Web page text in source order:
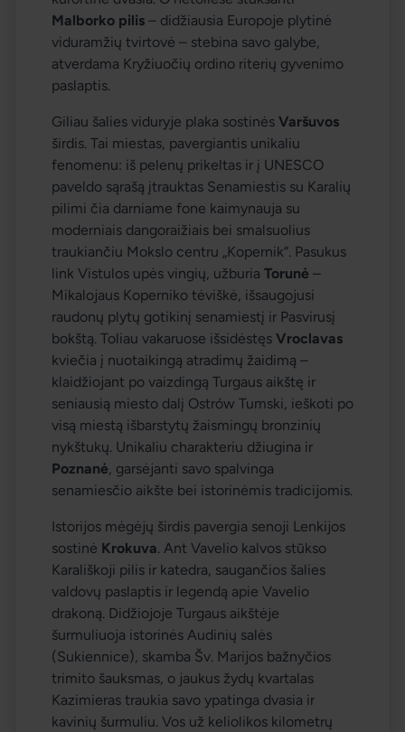
Malborko pilis – didžiausia Europoje plytinė
viduramžių tvirtovė – stebina savo galybe,
atverdama Kryžiuočių ordino riterių gyvenimo
paslaptis.
Giliau šalies viduryje plaka sostinės Varšuvos
širdis. Tai miestas, pavergiantis unikaliu
fenomenu: iš pelenų prikeltas ir į UNESCO
paveldo sąrašą įtrauktas Senamiestis su Karalių
pilimi čia darniame fone kaimynauja su
moderniais dangoraižiais bei smalsuolius
traukiančiu Mokslo centru „Kopernik“. Pasukus
link Vistulos upės vingių, užburia Torunė –
Mikalojaus Koperniko tėviškė, išsaugojusi
raudonų plytų gotikinį senamiestį ir Pasvirusį
bokštą. Toliau vakaruose išsidėstęs Vroclavas
kviečia į nuotaikingą atradimų žaidimą –
klaidžiojant po vaizdingą Turgaus aikštę ir
seniausią miesto dalį Ostrów Tumski, ieškoti po
visą miestą išbarstytų žaismingų bronzinių
Poznanė, garsėjanti savo spalvinga
senamiesčio aikšte bei istorinėmis tradicijomis.
Istorijos mėgėjų širdis pavergia senoji Lenkijos
sostinė Krokuva. Ant Vavelio kalvos stūkso
Karališkoji pilis ir katedra, saugančios šalies
valdovų paslaptis ir legendą apie Vavelio
drakoną. Didžiojoje Turgaus aikštėje
šurmuliuoja istorinės Audinių salės
(Sukiennice), skamba Šv. Marijos bažnyčios
trimito šauksmas, o jaukus žydų kvartalas
Kazimieras traukia savo ypatinga dvasia ir
kavinių šurmuliu. Vos už keliolikos kilometrų